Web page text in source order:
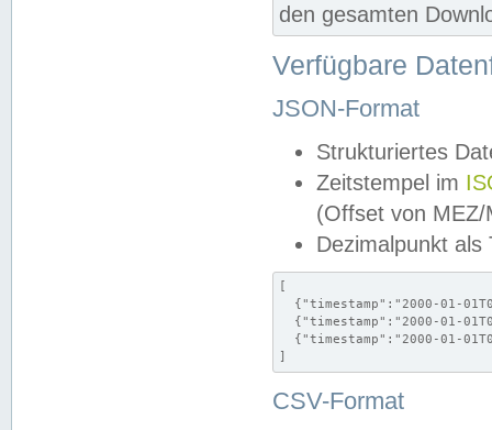
den gesamten
Verfügbare
JSON-Format
Strukturiertes
Zeitstempel im
(Offset von MEZ/
Dezimalpunkt als
[
{"timestamp":"2000-01-
{"timestamp":"2000-01-
{"timestamp":"2000-01-
]
CSV-Format